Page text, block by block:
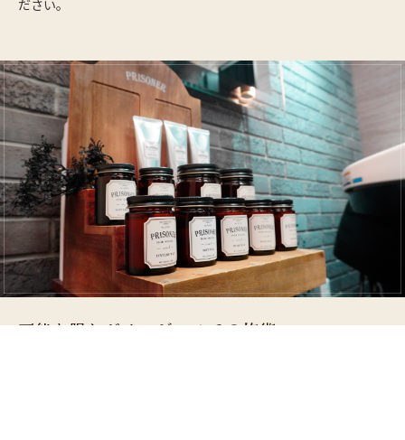
ださい。
可能な限りダメージレスでの施術